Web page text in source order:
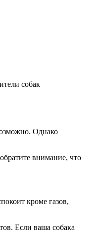
собак
Однако
внимание, что
кроме газов,
Если ваша собака